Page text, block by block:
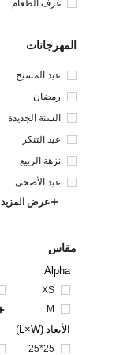
غرف الطعام
المهرجانات
عيد المسيح
رمضان
السنة الجديدة
عيد التنكر
نزهة الربيع
عيد الأضحى
عرض المزيد
مقاس
Alpha
XS
M
الأبعاد (L×W)
25*25